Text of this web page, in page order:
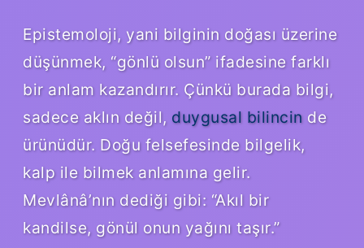
Epistemoloji, yani bilginin doğası üzerine
düşünmek, “gönlü olsun” ifadesine farklı
bir anlam kazandırır. Çünkü burada bilgi,
sadece aklın değil, duygusal bilincinde
ürünüdür. Doğu felsefesinde bilgelik,
kalp ile bilmek anlamına gelir.
Mevlânâ’nın dediği gibi: “Akıl bir
kandilse, gönül onun yağını taşır.”